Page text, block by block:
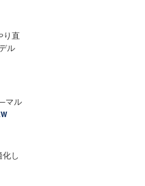
り直
ル
マル
し